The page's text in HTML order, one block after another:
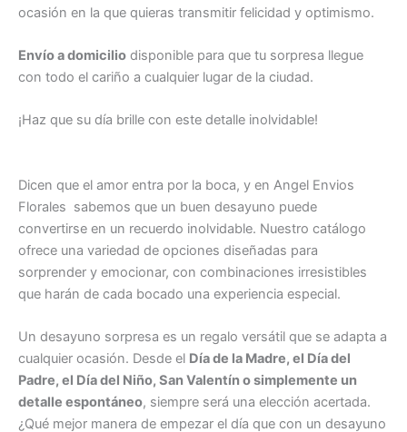
ocasión en la que quieras transmitir felicidad y optimismo.
Envío a domicilio disponible para que tu sorpresa llegue
con todo el cariño a cualquier lugar de la ciudad.
¡Haz que su día brille con este detalle inolvidable!
Dicen que el amor entra por la boca, y en Angel Envios
Florales sabemos que un buen desayuno puede
convertirse en un recuerdo inolvidable. Nuestro catálogo
ofrece una variedad de opciones diseñadas para
sorprender y emocionar, con combinaciones irresistibles
que harán de cada bocado una experiencia especial.
Un desayuno sorpresa es un regalo versátil que se adapta a
cualquier ocasión. Desde el Día de la Madre, el Día del
Padre, el Día del Niño, San Valentín o simplemente un
detalle espontáneo, siempre será una elección acertada.
¿Qué mejor manera de empezar el día que con un desayuno